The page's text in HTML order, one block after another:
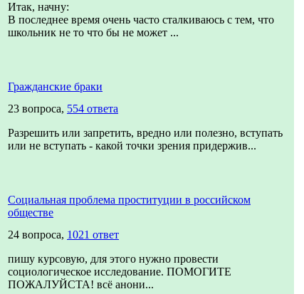
Итак, начну:
В последнее время очень часто сталкиваюсь с тем, что
школьник не то что бы не может ...
Гражданские браки
23 вопроса, 554 ответа
Разрешить или запретить, вредно или полезно, вступать
или не вступать - какой точки зрения придержив...
Социальная проблема проституции в российском
обществе
24 вопроса, 1021 ответ
пишу курсовую, для этого нужно провести
социологическое исследование. ПОМОГИТЕ
ПОЖАЛУЙСТА! всё анони...